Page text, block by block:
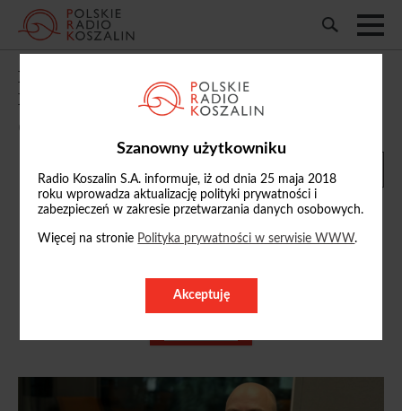
Szanowny użytkowniku
Radio Koszalin S.A. informuje, iż od dnia 25 maja 2018
roku wprowadza aktualizację polityki prywatności i
zabezpieczeń w zakresie przetwarzania danych osobowych.
Więcej na stronie Polityka prywatności w serwisie WWW.
Akceptuję
Dr hab. Krzysztof Wasilewski: mandat
Donalda Trumpa będzie bardzo silny
06/11/2024, 09:14
a.wilman
@radio.koszalin.pl